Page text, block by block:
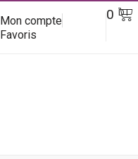
Mon compte
Favoris
0 DT